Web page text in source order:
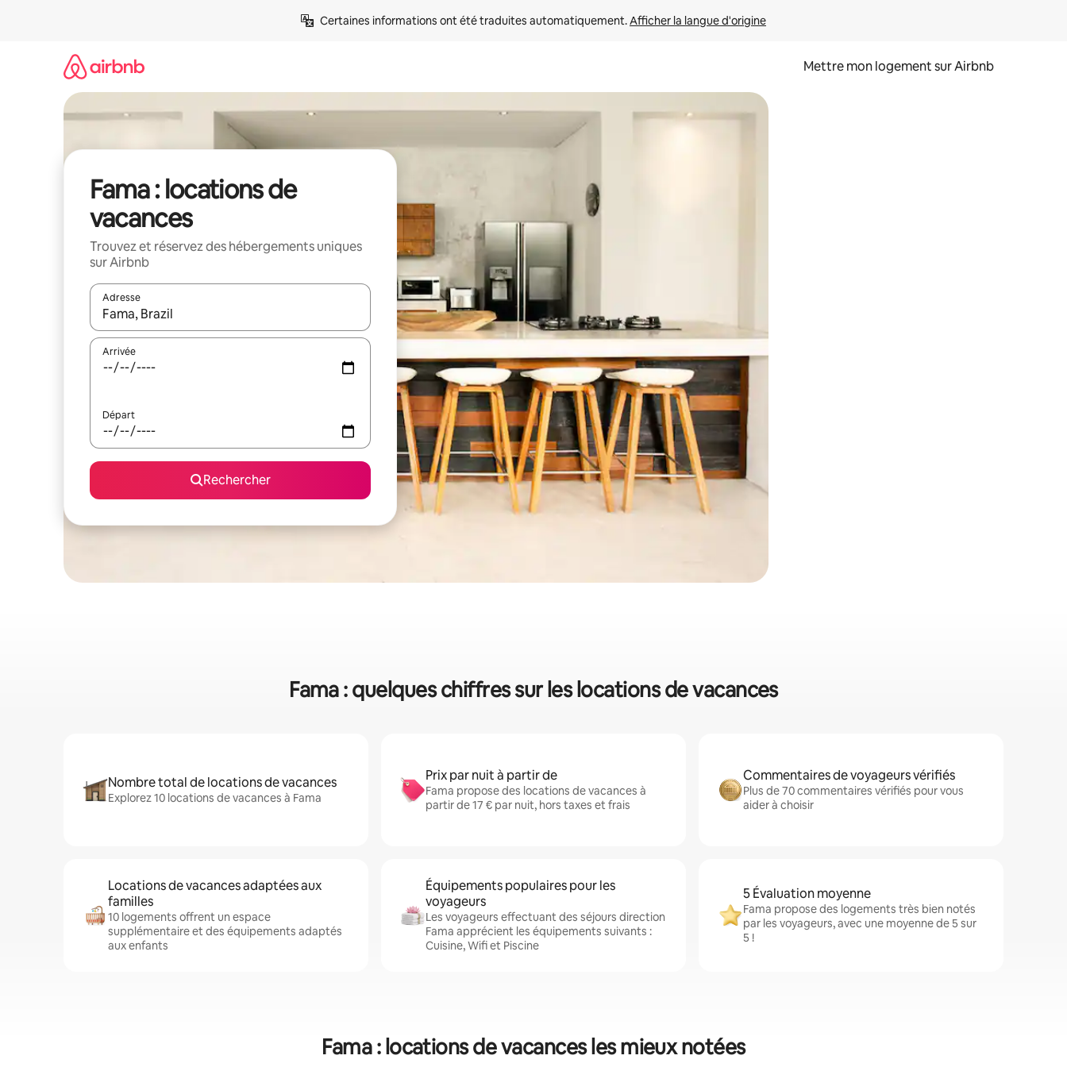
Certaines informations ont été traduites automatiquement. Afficher la langue d'origine
Mettre mon logement sur Airbnb
Fama : locations de
vacances
Trouvez et réservez des hébergements uniques
sur Airbnb
Adresse
Lorsque les résultats s'affichent, utilisez les flèches vers le haut et vers le bas pour les parcourir ou en appuyant et en faisant glisser.
Arrivée
Départ
Rechercher
Fama : quelques chiffres sur les locations de vacances
Nombre total de locations de vacances
Explorez 10 locations de vacances à Fama
Prix par nuit à partir de
Fama propose des locations de vacances à
partir de 17 € par nuit, hors taxes et frais
Commentaires de voyageurs vérifiés
Plus de 70 commentaires vérifiés pour vous
aider à choisir
Locations de vacances adaptées aux
familles
10 logements offrent un espace
supplémentaire et des équipements adaptés
aux enfants
Équipements populaires pour les
voyageurs
Les voyageurs effectuant des séjours direction
Fama apprécient les équipements suivants :
Cuisine, Wifi et Piscine
5 Évaluation moyenne
Fama propose des logements très bien notés
par les voyageurs, avec une moyenne de 5 sur
5 !
Fama : locations de vacances les mieux notées